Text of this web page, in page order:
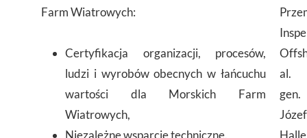
Farm Wiatrowych:
Certyfikacja organizacji, procesów,
ludzi i wyrobów obecnych w łańcuchu
wartości dla Morskich Farm
Wiatrowych,
Niezależne wsparcie techniczne,
al.
gen.